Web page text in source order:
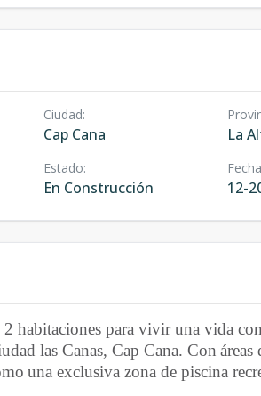
Ciudad:
Cap Cana La
Estado:
En Construcción 12-
habitaciones para vivir una vida
las Canas, Cap Cana. Con
una exclusiva zona de piscina